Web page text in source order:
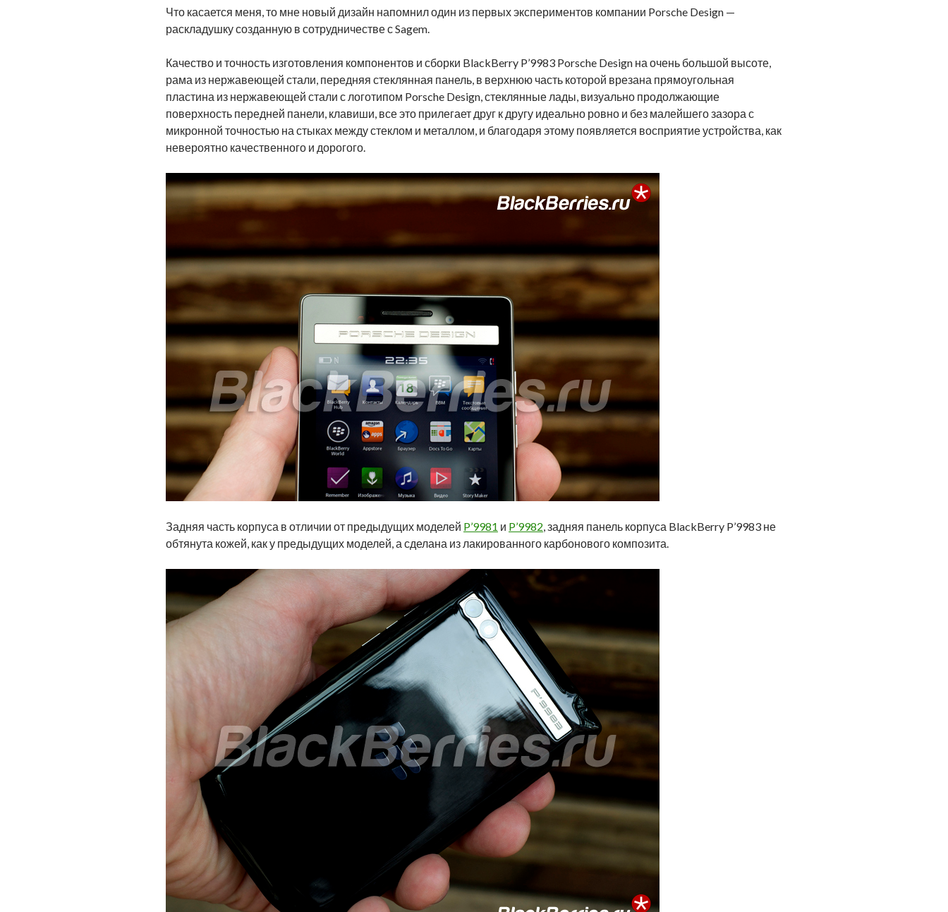
Что касается меня, то мне новый дизайн напомнил один из первых экспериментов компании Porsche Design —
раскладушку созданную в сотрудничестве с Sagem.
Качество и точность изготовления компонентов и сборки BlackBerry P’9983 Porsche Design на очень большой высоте,
рама из нержавеющей стали, передняя стеклянная панель, в верхнюю часть которой врезана прямоугольная
пластина из нержавеющей стали с логотипом Porsche Design, стеклянные лады, визуально продолжающие
поверхность передней панели, клавиши, все это прилегает друг к другу идеально ровно и без малейшего зазора с
микронной точностью на стыках между стеклом и металлом, и благодаря этому появляется восприятие устройства, как
невероятно качественного и дорогого.
Задняя часть корпуса в отличии от предыдущих моделей P’9981 и P’9982, задняя панель корпуса BlackBerry P’9983 не
обтянута кожей, как у предыдущих моделей, а сделана из лакированного карбонового композита.